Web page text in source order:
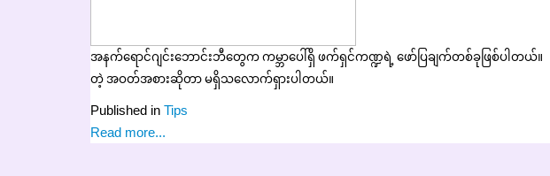
အနက်ရောင်ဂျင်းဘောင်းဘီတွေက ကမ္ဘာပေါ်ရှိ ဖက်ရှင်ကဏ္ဍရဲ့ ဖော်ပြချက်တစ်ခုဖြစ်ပါတယ်။
တဲ့ အဝတ်အစားဆိုတာ မရှိသလောက်ရှားပါတယ်။
Published in Tips
Read more...